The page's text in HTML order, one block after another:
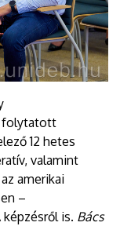
folytatott
12 hetes
valamint
amerikai
–
is. Bács